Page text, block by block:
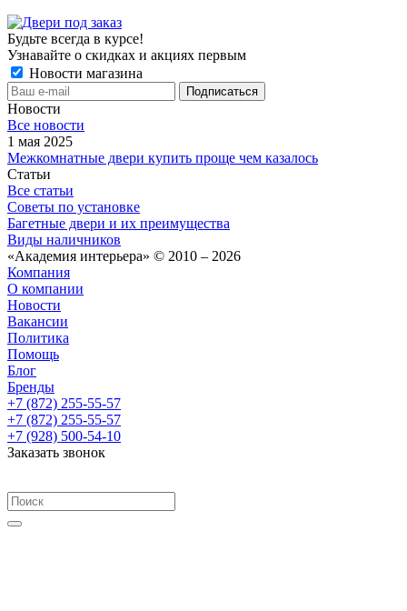
Будьте всегда в курсе!
Узнавайте о скидках и акциях первым
Новости магазина
Новости
Все новости
1 мая 2025
Межкомнатные двери купить проще чем казалось
Статьи
Все статьи
Советы по установке
Багетные двери и их преимущества
Виды наличников
«Академия интерьера» © 2010 – 2026
Компания
О компании
Новости
Вакансии
Политика
Помощь
Блог
Бренды
+7 (872) 255-55-57
+7 (872) 255-55-57
+7 (928) 500-54-10
Заказать звонок